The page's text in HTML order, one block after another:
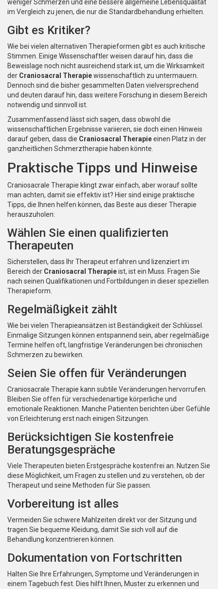
weniger Schmerzen und eine bessere allgemeine Lebensqualität
im Vergleich zu jenen, die nur die Standardbehandlung erhielten.
Gibt es Kritiker?
Wie bei vielen alternativen Therapieformen gibt es auch kritische
Stimmen. Einige Wissenschaftler weisen darauf hin, dass die
Beweislage noch nicht ausreichend stark ist, um die Wirksamkeit
der Craniosacral Therapiewissenschaftlich zu untermauern.
Dennoch sind die bisher gesammelten Daten vielversprechend
und deuten darauf hin, dass weitere Forschung in diesem Bereich
notwendig und sinnvoll ist.
Zusammenfassend lässt sich sagen, dass obwohl die
wissenschaftlichen Ergebnisse variieren, sie doch einen Hinweis
darauf geben, dass die Craniosacral Therapieeinen Platz in der
ganzheitlichen Schmerztherapie haben könnte.
Praktische Tipps und Hinweise
Craniosacrale Therapie klingt zwar einfach, aber worauf sollte
man achten, damit sie effektiv ist? Hier sind einige praktische
Tipps, die Ihnen helfen können, das Beste aus dieser Therapie
herauszuholen:
Wählen Sie einen qualifizierten
Therapeuten
Sicherstellen, dass Ihr Therapeut erfahren und lizenziert im
Bereich der Craniosacral Therapieist, ist ein Muss. Fragen Sie
nach seinen Qualifikationen und Fortbildungen in dieser speziellen
Therapieform.
Regelmäßigkeit zählt
Wie bei vielen Therapieansätzen ist Beständigkeit der Schlüssel.
Einmalige Sitzungen können entspannend sein, aber regelmäßige
Termine helfen oft, langfristige Veränderungen bei chronischen
Schmerzen zu bewirken.
Seien Sie offen für Veränderungen
Craniosacrale Therapie kann subtile Veränderungen hervorrufen.
Bleiben Sie offen für verschiedenartige körperliche und
emotionale Reaktionen. Manche Patienten berichten über Gefühle
von Erleichterung erst nach einigen Sitzungen.
Berücksichtigen Sie kostenfreie
Beratungsgespräche
Viele Therapeuten bieten Erstgespräche kostenfrei an. Nutzen Sie
diese Möglichkeit, um Fragen zu stellen und zu verstehen, ob der
Therapeut und seine Methoden für Sie passen.
Vorbereitung ist alles
Vermeiden Sie schwere Mahlzeiten direkt vor der Sitzung und
tragen Sie bequeme Kleidung, damit Sie sich voll auf die
Behandlung konzentrieren können.
Dokumentation von Fortschritten
Halten Sie Ihre Erfahrungen, Symptome und Veränderungen in
einem Tagebuch fest. Dies hilft Ihnen, Muster zu erkennen und